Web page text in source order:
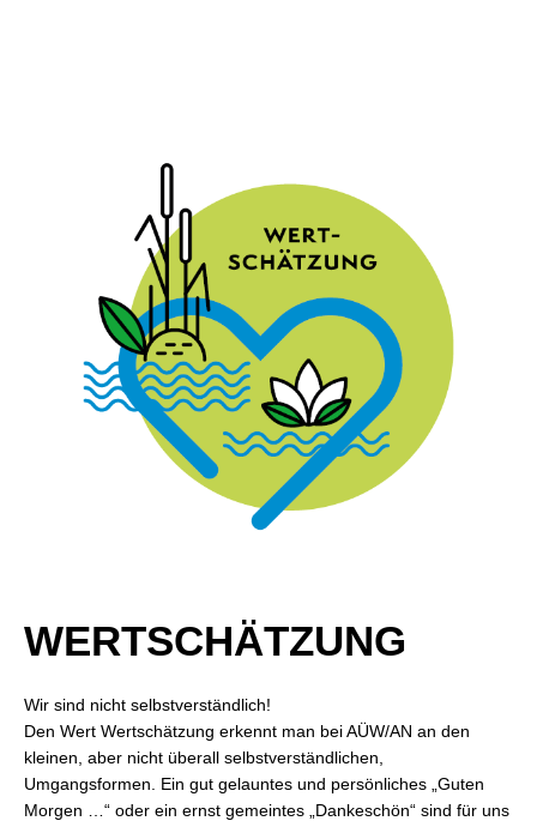
WERTSCHÄTZUNG
Wir sind nicht selbstverständlich!
Den Wert Wertschätzung erkennt man bei AÜW/AN an den
kleinen, aber nicht überall selbstverständlichen,
Umgangsformen. Ein gut gelauntes und persönliches „Guten
Morgen …“ oder ein ernst gemeintes „Dankeschön“ sind für uns